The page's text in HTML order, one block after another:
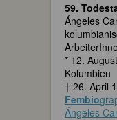
59.
Ángeles
* 12.
Kolumbien
† 26. April
Fembio
Ángeles